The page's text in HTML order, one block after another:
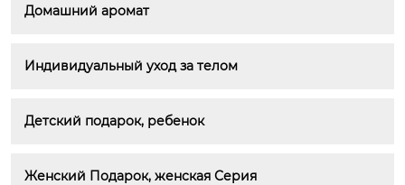
Домашний аромат
Индивидуальный уход за телом
Детский подарок, ребенок
Женский Подарок, женская Серия